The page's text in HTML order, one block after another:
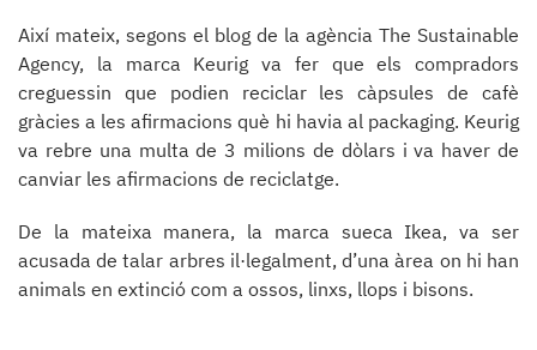
Així mateix, segons el blog de la agència The Sustainable
Agency, la marca Keurig va fer que els compradors
creguessin que podien reciclar les càpsules de cafè
gràcies a les afirmacions què hi havia al packaging. Keurig
va rebre una multa de 3 milions de dòlars i va haver de
canviar les afirmacions de reciclatge.
De la mateixa manera, la marca sueca Ikea, va ser
acusada de talar arbres il·legalment, d’una àrea on hi han
animals en extinció com a ossos, linxs, llops i bisons.